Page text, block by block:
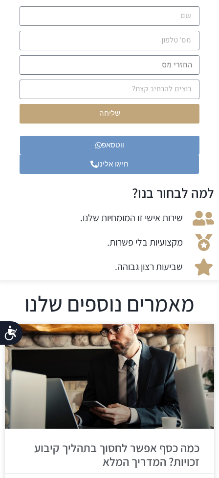
שליחה
ווטסאפ
חייגו אלינו
למה לבחור בנו?
שירות אישי זו המומחיות שלנו.
מקצועיות בלי פשרות.
שביעות רצון גבוהה.
מאמרים נוספים שלנו
כמה כסף אפשר לחסוך בתהליך קיבוע
זכויות? המדריך המלא